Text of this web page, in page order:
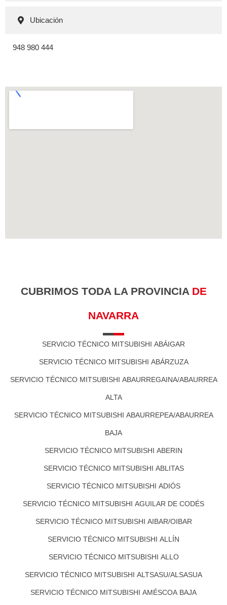
Ubicación
948 980 444
CUBRIMOS TODA LA PROVINCIA DE
NAVARRA
SERVICIO TÉCNICO MITSUBISHI ABÁIGAR
SERVICIO TÉCNICO MITSUBISHI ABÁRZUZA
SERVICIO TÉCNICO MITSUBISHI ABAURREGAINA/ABAURREA
ALTA
SERVICIO TÉCNICO MITSUBISHI ABAURREPEA/ABAURREA
BAJA
SERVICIO TÉCNICO MITSUBISHI ABERIN
SERVICIO TÉCNICO MITSUBISHI ABLITAS
SERVICIO TÉCNICO MITSUBISHI ADIÓS
SERVICIO TÉCNICO MITSUBISHI AGUILAR DE CODÉS
SERVICIO TÉCNICO MITSUBISHI AIBAR/OIBAR
SERVICIO TÉCNICO MITSUBISHI ALLÍN
SERVICIO TÉCNICO MITSUBISHI ALLO
SERVICIO TÉCNICO MITSUBISHI ALTSASU/ALSASUA
SERVICIO TÉCNICO MITSUBISHI AMÉSCOA BAJA